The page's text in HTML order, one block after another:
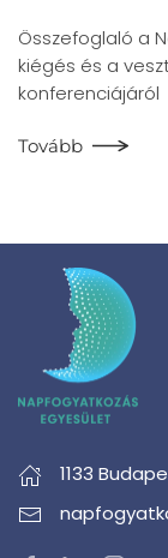
Összefoglaló a
kiégés és a
konferenciájáról
Tovább
1133